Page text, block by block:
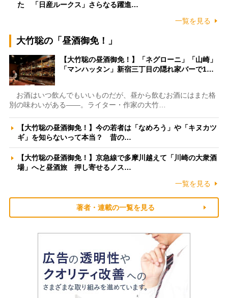
た 「日産ルークス」さらなる躍進…
一覧を見る
大竹聡の「昼酒御免！」
【大竹聡の昼酒御免！】「ネグローニ」「山崎」
「マンハッタン」新宿三丁目の隠れ家バーで1…
お酒はいつ飲んでもいいものだが、昼から飲むお酒にはまた格
別の味わいがある――。ライター・作家の大竹…
【大竹聡の昼酒御免！】今の若者は「なめろう」や「キヌカツ
ギ」を知らないって本当？ 昔の…
【大竹聡の昼酒御免！】京急線で多摩川越えて「川崎の大衆酒
場」へと昼酒旅 押し寄せるノス…
一覧を見る
著者・連載の一覧を見る